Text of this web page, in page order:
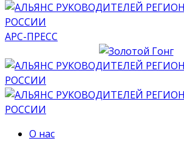
АРС-ПРЕСС
О нас